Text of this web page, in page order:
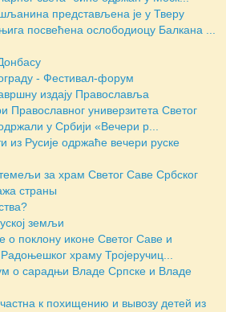
представљена је у Тверу
посвећена ослободиоцу Балкана ...
- Фестивал-форум
издају Православља
Православног универзитета Светог
у Србији «Вечери р...
из Русије одржаће вечери руске
за храм Светог Саве Србског
страны
земљи
о поклону иконе Светог Саве и
храму Тројеручиц...
о сарадњи Владе Српске и Владе
к похищению и вывозу детей из